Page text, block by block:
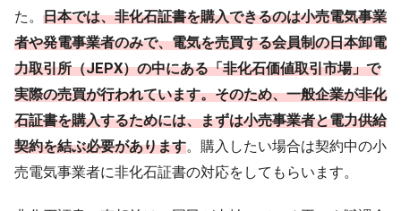
た。 日本では、非化石証書を購入できるのは小売電気事業
者や発電事業者のみで、電気を売買する会員制の日本卸電
力取引所（JEPX）の中にある「非化石価値取引市場」で
実際の売買が行われています。そのため、一般企業が非化
石証書を購入するためには、まずは小売事業者と電力供給
契約を結ぶ必要があります。購入したい場合は契約中の小
売電気事業者に非化石証書の対応をしてもらいます。